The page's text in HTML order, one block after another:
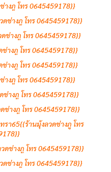
างภู โทร 0645459178}}
ช่างภู โทร 0645459178}}
ช่างภู โทร 0645459178}}
างภู โทร 0645459178}}
างภู โทร 0645459178}}
างภู โทร 0645459178}}
ช่างภู โทร 0645459178}}
ช่างภู โทร 0645459178}}
รา65{{ร้านมุ้งลวดช่างภู โทร
ดช่างภู โทร 0645459178}}
ช่างภู โทร 0645459178}}